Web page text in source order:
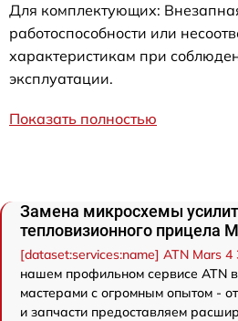
Для комплектующих:
работоспособности или
характеристикам при
эксплуатации.
Показать полностью
Замена микросхемы
тепловизионного прицела
[dataset:services:name] ATN Mars
нашем профильном сервисе ATN
мастерами с огромным опытом -
и запчасти предоставляем